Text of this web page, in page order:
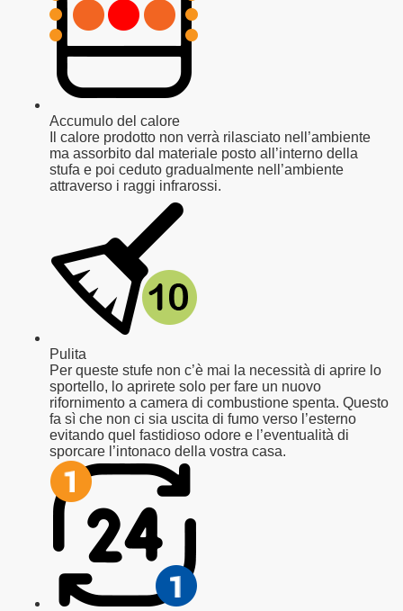
Accumulo del calore
Il calore prodotto non verrà rilasciato nell’ambiente
ma assorbito dal materiale posto all’interno della
stufa e poi ceduto gradualmente nell’ambiente
attraverso i raggi infrarossi.
Pulita
Per queste stufe non c’è mai la necessità di aprire lo
sportello, lo aprirete solo per fare un nuovo
rifornimento a camera di combustione spenta. Questo
fa sì che non ci sia uscita di fumo verso l’esterno
evitando quel fastidioso odore e l’eventualità di
sporcare l’intonaco della vostra casa.
di calore